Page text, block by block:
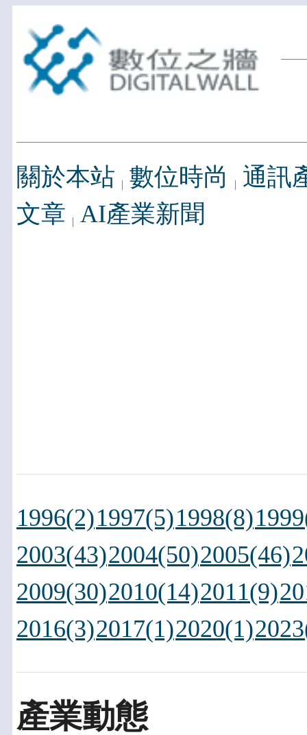
關於本站 數位時尚
通訊
文章 AI產業新聞
1996(2)1997(5)1998(8)
2003(43)2004(50)2005(46)
2009(30)2010(14)2011(9)
2016(3)2017(1)2020(1)
產業動態